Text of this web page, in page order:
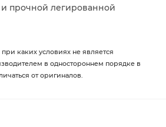
и прочной легированной
каких условиях не является
в одностороннем порядке в
от оригиналов.